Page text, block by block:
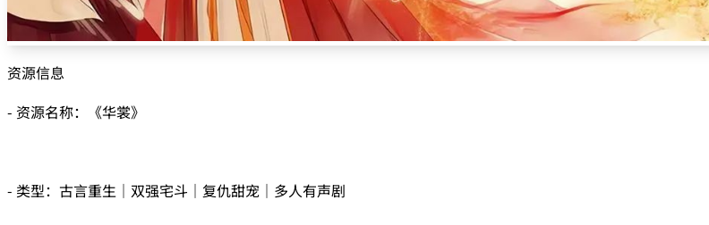
资源信息
- 资源名称：《华裳》
- 类型：古言重生｜双强宅斗｜复仇甜宠｜多人有声剧